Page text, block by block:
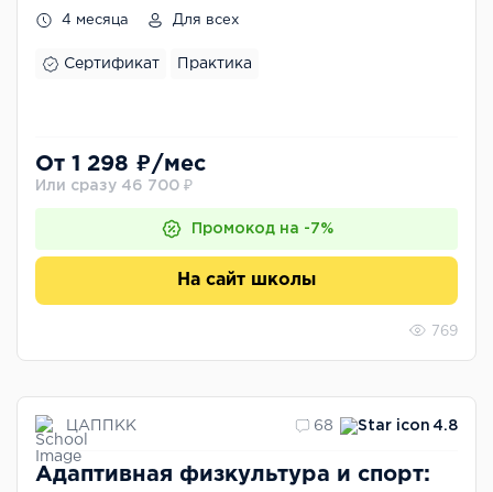
4 месяца Для всех
Сертификат Практика
От 1 298 ₽/мес
Или сразу 46 700 ₽
Промокод на -7%
На сайт школы
769
ЦАППКК 68 4.8
Адаптивная физкультура и спорт: